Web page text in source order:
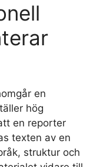
en
hög
en reporter
texten av en
struktur och